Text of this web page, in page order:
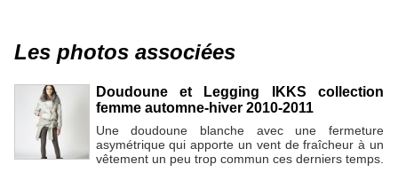
Les photos associées
Doudoune et Legging IKKS collection
femme automne-hiver 2010-2011
Une doudoune blanche avec une fermeture
asymétrique qui apporte un vent de fraîcheur à un
vêtement un peu trop commun ces derniers temps.